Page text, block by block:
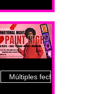
Múltiples fechas